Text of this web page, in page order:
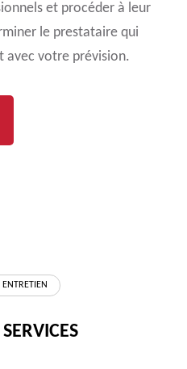
et procéder à leur
le prestataire qui
avec votre prévision.